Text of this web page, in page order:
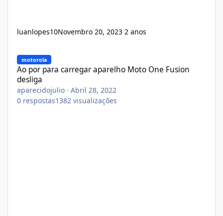
luanlopes10Novembro 20, 2023 2 anos
motorola
Ao por para carregar aparelho Moto One Fusion
desliga
aparecidojulio ·Abril 28, 2022
0 respostas1382 visualizações